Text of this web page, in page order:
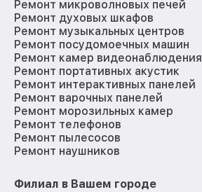
Ремонт микроволновых печей
Ремонт духовых шкафов
Ремонт музыкальных центров
Ремонт посудомоечных машин
Ремонт камер видеонаблюдения
Ремонт портативных акустик
Ремонт интерактивных панелей
Ремонт варочных панелей
Ремонт морозильных камер
Ремонт телефонов
Ремонт пылесосов
Ремонт наушников
Филиал в Вашем городе